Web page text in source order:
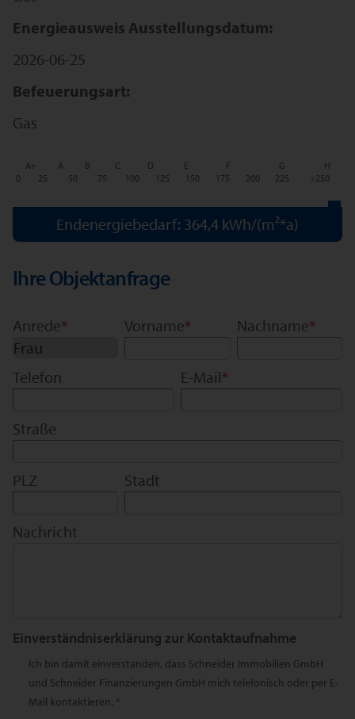
Energieausweis Ausstellungsdatum:
2026-06-25
Befeuerungsart:
Gas
A+ A B C D E F G
H
0
25 50 75 100 125 150 175 200 225 >250
Endenergiebedarf: 364,4 kWh/(m²*a)
Ihre Objektanfrage
Anrede* Vorname* Nachname*
Telefon E-Mail*
Straße
PLZ Stadt
Nachricht
Einverständniserklärung zur Kontaktaufnahme
Ich bin damit einverstanden, dass Schneider Immobilien GmbH
und Schneider Finanzierungen GmbH mich telefonisch oder per E-
Mail kontaktieren. *